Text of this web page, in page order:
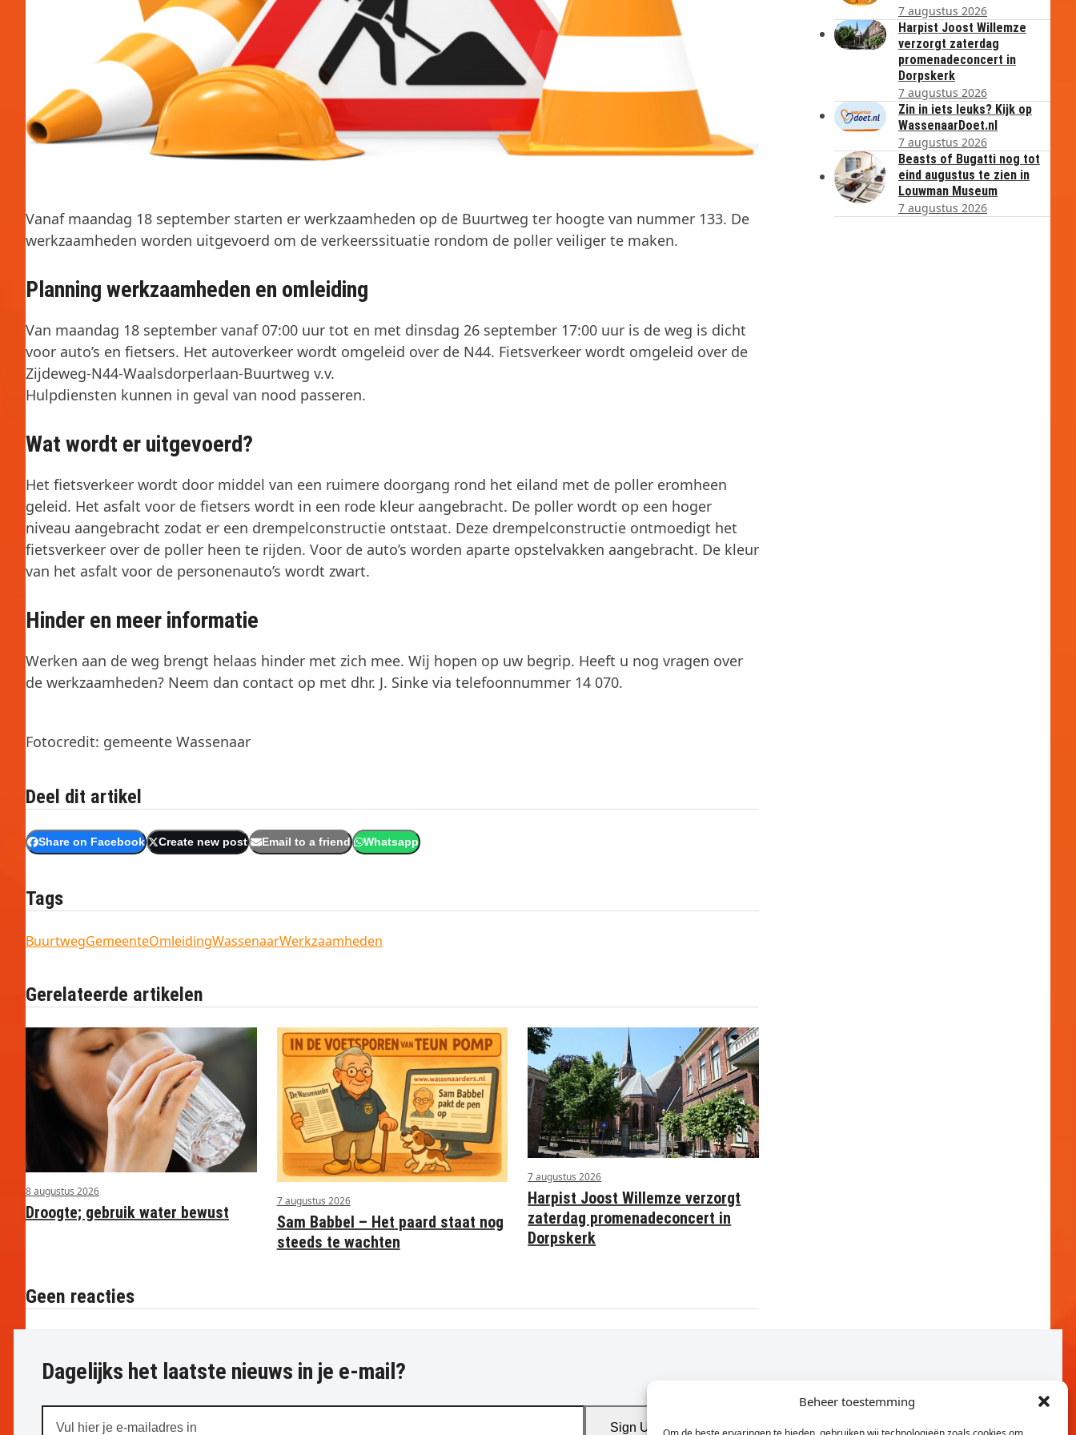
Beheer toestemming
Vanaf maandag 18 september starten er werkzaamheden op de Buurtweg ter hoogte van nummer 133. De
werkzaamheden worden uitgevoerd om de verkeerssituatie rondom de poller veiliger te maken.
Planning werkzaamheden en omleiding
Van maandag 18 september vanaf 07:00 uur tot en met dinsdag 26 september 17:00 uur is de weg is dicht
voor auto’s en fietsers. Het autoverkeer wordt omgeleid over de N44. Fietsverkeer wordt omgeleid over de
Zijdeweg-N44-Waalsdorperlaan-Buurtweg v.v.
Hulpdiensten kunnen in geval van nood passeren.
Wat wordt er uitgevoerd?
Het fietsverkeer wordt door middel van een ruimere doorgang rond het eiland met de poller eromheen
geleid. Het asfalt voor de fietsers wordt in een rode kleur aangebracht. De poller wordt op een hoger
niveau aangebracht zodat er een drempelconstructie ontstaat. Deze drempelconstructie ontmoedigt het
fietsverkeer over de poller heen te rijden. Voor de auto’s worden aparte opstelvakken aangebracht. De kleur
van het asfalt voor de personenauto’s wordt zwart.
Hinder en meer informatie
Werken aan de weg brengt helaas hinder met zich mee. Wij hopen op uw begrip. Heeft u nog vragen over
de werkzaamheden? Neem dan contact op met dhr. J. Sinke via telefoonnummer 14 070.
Fotocredit: gemeente Wassenaar
Deel dit artikel
Share on Facebook Create new post Email to a friend Whatsapp
Tags
BuurtwegGemeenteOmleidingWassenaarWerkzaamheden
Gerelateerde artikelen
8 augustus 2026
Droogte; gebruik water bewust
7 augustus 2026
Sam Babbel – Het paard staat nog
steeds te wachten
7 augustus 2026
Harpist Joost Willemze verzorgt
zaterdag promenadeconcert in
Dorpskerk
Geen reacties
7 augustus 2026
Harpist Joost Willemze
verzorgt zaterdag
promenadeconcert in
Dorpskerk
7 augustus 2026
Zin in iets leuks? Kijk op
WassenaarDoet.nl
7 augustus 2026
Beasts of Bugatti nog tot
eind augustus te zien in
Louwman Museum
7 augustus 2026
Dagelijks het laatste nieuws in je e-mail?
Sign Up